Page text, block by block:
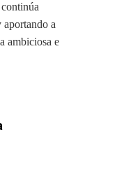
a
ambiciosa e